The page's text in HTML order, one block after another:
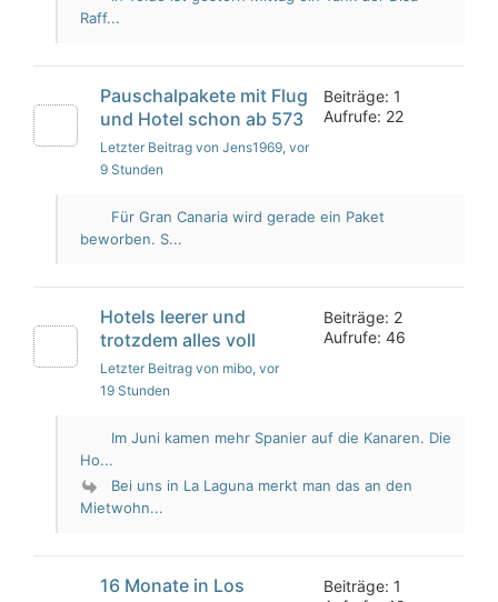
Raff...
Pauschalpakete mit Flug
und Hotel schon ab 573
Letzter Beitrag von Jens1969, vor
9 Stunden
Beiträge: 1
Aufrufe: 22
Für Gran Canaria wird gerade ein Paket
beworben. S...
Hotels leerer und
trotzdem alles voll
Letzter Beitrag von mibo, vor
19 Stunden
Beiträge: 2
Aufrufe: 46
Im Juni kamen mehr Spanier auf die Kanaren. Die
Ho...
Bei uns in La Laguna merkt man das an den
Mietwohn...
16 Monate in Los
Beiträge: 1